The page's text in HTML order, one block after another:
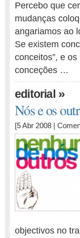
Percebo que
mudanças
angariamos ao
Se existem
conceitos”, e
conceções …
editorial»
Nós e os
[5 Abr 2008 |
objectivos no